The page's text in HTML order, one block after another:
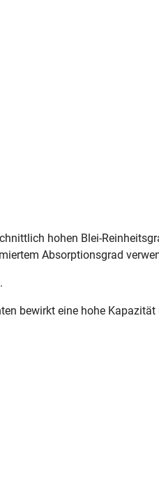
hohen Blei-
Absorptionsgrad
bewirkt eine hohe Kapazität